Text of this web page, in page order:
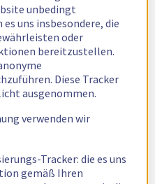
unbedingt
uns insbesondere, die
oder
bereitzustellen.
Diese Tracker
ausgenommen.
verwenden wir
Tracker: die es uns
gemäß Ihren